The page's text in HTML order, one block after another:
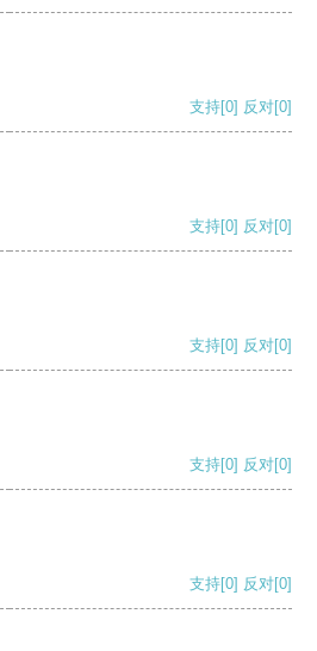
支持[0] 反对[0]
支持[0] 反对[0]
支持[0] 反对[0]
支持[0] 反对[0]
支持[0] 反对[0]